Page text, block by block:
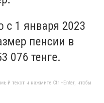
с 1 января 2023
пенсии в
076 тенге.
текст и нажмите Ctrl+Enter, чтобы